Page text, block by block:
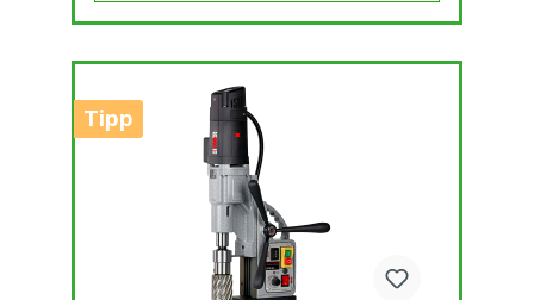
Tipp